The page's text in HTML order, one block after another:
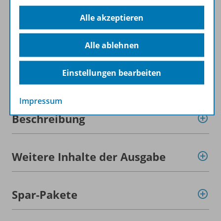
ZU DEN ABO-ANGEBOTEN
Informationen
Beschreibung
Weitere Inhalte der Ausgabe
Spar-Pakete
Alle akzeptieren
Alle ablehnen
Einstellungen bearbeiten
Impressum